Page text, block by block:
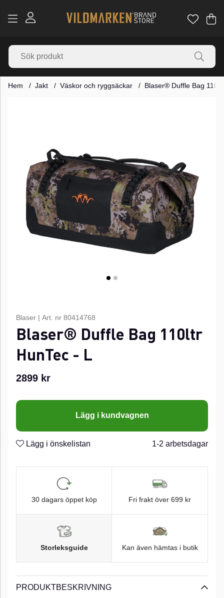
.
Hem Jakt Väskor och ryggsäckar Blaser® Duffle Bag
Blaser | Art. nr 80414768
Blaser® Duffle Bag 110ltr
HunTec - L
2899 kr
Lägg i kundvagnen
Lägg i önskelistan 1-2 arbetsdagar
30 dagars öppet köp Fri frakt över 699 kr
Storleksguide Kan även hämtas i butik
PRODUKTBESKRIVNING